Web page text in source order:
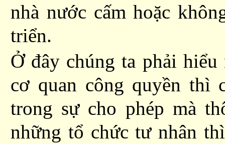
nhà nước cấm hoặc
triển.
Ở đây chúng ta phải hiểu
cơ quan công quyền thì
trong sự cho phép mà
những tổ chức tư nhân